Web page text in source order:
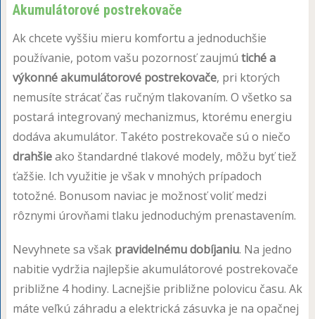
Akumulátorové postrekovače
Ak chcete vyššiu mieru komfortu a jednoduchšie
používanie, potom vašu pozornosť zaujmú tiché a
výkonné akumulátorové postrekovače, pri ktorých
nemusíte strácať čas ručným tlakovaním. O všetko sa
postará integrovaný mechanizmus, ktorému energiu
dodáva akumulátor. Takéto postrekovače sú o niečo
drahšieako štandardné tlakové modely, môžu byť tiež
ťažšie. Ich využitie je však v mnohých prípadoch
totožné. Bonusom naviac je možnosť voliť medzi
rôznymi úrovňami tlaku jednoduchým prenastavením.
Nevyhnete sa však pravidelnému dobíjaniu. Na jedno
nabitie vydržia najlepšie akumulátorové postrekovače
približne 4 hodiny. Lacnejšie približne polovicu času. Ak
máte veľkú záhradu a elektrická zásuvka je na opačnej